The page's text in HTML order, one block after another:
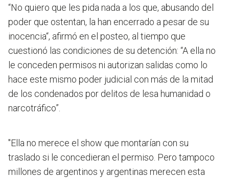
“No quiero que les pida nada a los que, abusando del
poder que ostentan, la han encerrado a pesar de su
inocencia“, afirmó en el posteo, al tiempo que
cuestionó las condiciones de su detención: “A ella no
le conceden permisos ni autorizan salidas como lo
hace este mismo poder judicial con más de la mitad
de los condenados por delitos de lesa humanidad o
narcotráfico”.
"Ella no merece el show que montarían con su
traslado si le concedieran el permiso . Pero tampoco
millones de argentinos y argentinas merecen esta